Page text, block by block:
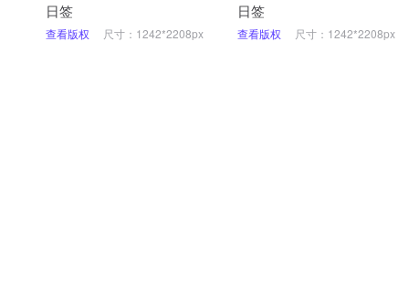
日签
查看版权 尺寸：1242*2208px
日签
查看版权 尺寸：1242*2208px